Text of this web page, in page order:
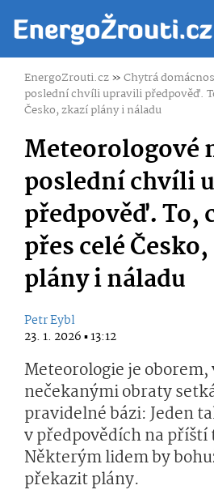
EnergoZrouti.cz»Chytrá
poslední chvíli upravili předpověď.
Česko, zkazí plány i náladu
Meteorologové
poslední chvíli
předpověď. To,
přes celé
plány i náladu
Petr Eybl
23. 1. 2026 ▪ 13:12
Meteorologie je oborem,
nečekanými obraty
pravidelné bázi: Jeden
v předpovědích na příští
Některým lidem by
překazit plány.